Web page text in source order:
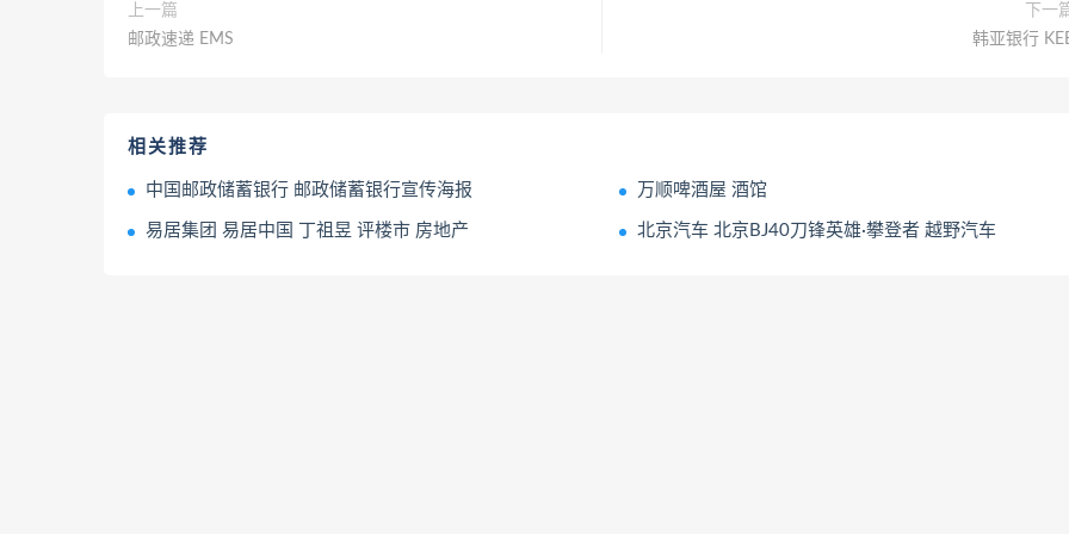
上一篇
邮政速递 EMS
下一
韩亚银行
相关推荐
中国邮政储蓄银行 邮政储蓄银行宣传海报 万顺啤酒屋 酒馆
易居集团 易居中国 丁祖昱 评楼市 房地产 北京汽车 北京BJ40刀锋英雄·攀登者 越野汽车